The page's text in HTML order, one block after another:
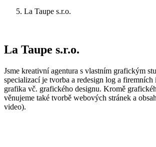
La Taupe s.r.o.
La Taupe s.r.o.
Jsme kreativní agentura s vlastním grafickým
specializací je tvorba a redesign log a
grafika vč. grafického designu. Kromě
věnujeme také tvorbě webových stránek a
video).